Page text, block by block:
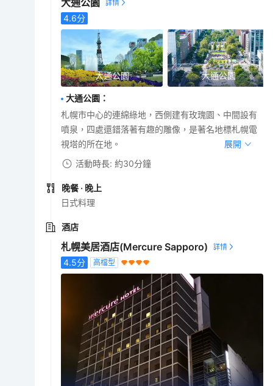
4.6分
大通公園 大通公園
大通公園 ：
札幌市中心的連綿綠地，西側建有玫瑰園、中間設有
噴泉，四處還錯落著有趣的雕像，是著名地標札幌電
視塔的所在地。
展開
活動時長: 約30分鐘
晚餐 · 晚上
日式料理
酒店
札幌美居酒店(Mercure Sapporo)
4.5分 高檔型